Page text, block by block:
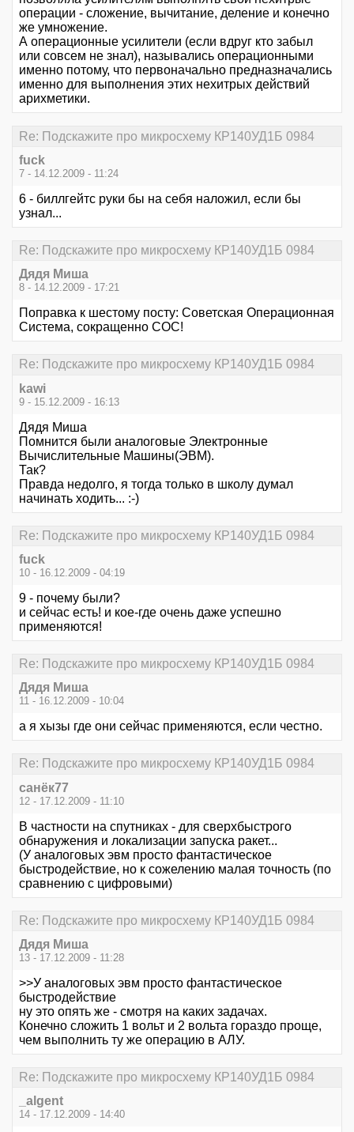
операции - сложение, вычитание, деление и конечно
же умножение.
А операционные усилители (если вдруг кто забыл
или совсем не знал), назывались операционными
именно потому, что первоначально предназначались
именно для выполнения этих нехитрых действий
арихметики.
Re: Подскажите про микросхему КР140УД1Б 0984
fuck
7 - 14.12.2009 - 11:24
6 - биллгейтс руки бы на себя наложил, если бы
узнал...
Re: Подскажите про микросхему КР140УД1Б 0984
Дядя Миша
8 - 14.12.2009 - 17:21
Поправка к шестому посту: Советская Операционная
Система, сокращенно СОС!
Re: Подскажите про микросхему КР140УД1Б 0984
kawi
9 - 15.12.2009 - 16:13
Дядя Миша
Помнится были аналоговые Электронные
Вычислительные Машины(ЭВМ).
Так?
Правда недолго, я тогда только в школу думал
начинать ходить... :-)
Re: Подскажите про микросхему КР140УД1Б 0984
fuck
10 - 16.12.2009 - 04:19
9 - почему были?
и сейчас есть! и кое-где очень даже успешно
применяются!
Re: Подскажите про микросхему КР140УД1Б 0984
Дядя Миша
11 - 16.12.2009 - 10:04
а я хызы где они сейчас применяются, если честно.
Re: Подскажите про микросхему КР140УД1Б 0984
санёк77
12 - 17.12.2009 - 11:10
В частности на спутниках - для сверхбыстрого
обнаружения и локализации запуска ракет...
(У аналоговых эвм просто фантастическое
быстродействие, но к сожелению малая точность (по
сравнению с цифровыми)
Re: Подскажите про микросхему КР140УД1Б 0984
Дядя Миша
13 - 17.12.2009 - 11:28
>>У аналоговых эвм просто фантастическое
быстродействие
ну это опять же - смотря на каких задачах.
Конечно сложить 1 вольт и 2 вольта гораздо проще,
чем выполнить ту же операцию в АЛУ.
Re: Подскажите про микросхему КР140УД1Б 0984
_algent
14 - 17.12.2009 - 14:40